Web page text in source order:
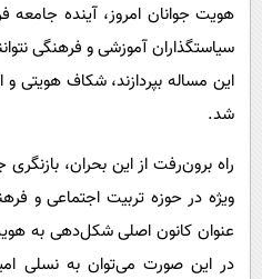
هویت جوانان امروز، آینده جامعه
سیاستگذاران آموزشی و فرهنگی
این مساله بپردازند، شکاف هویتی
شد.
راه برون‌رفت از این بحران،
ویژه در حوزه تربیت اجتماعی و
عنوان کانون اصلی شکل‌دهی به
در این صورت می‌توان به نسلی